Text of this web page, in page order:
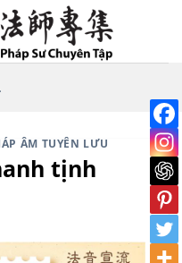
size.ÂM TUYÊN LƯU
tịnh